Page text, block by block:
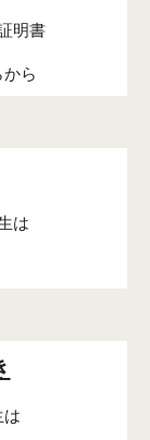
明書
ら
は
は